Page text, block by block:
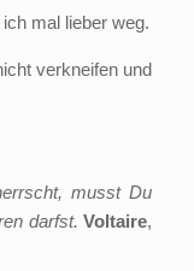
mal lieber weg.
verkneifen und
musst Du
darfst. Voltaire,